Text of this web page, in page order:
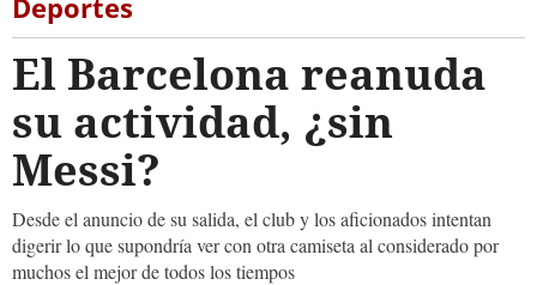
Deportes
El Barcelona reanuda
su actividad, ¿sin
Messi?
Desde el anuncio de su salida, el club y los aficionados intentan
digerir lo que supondría ver con otra camiseta al considerado por
muchos el mejor de todos los tiempos